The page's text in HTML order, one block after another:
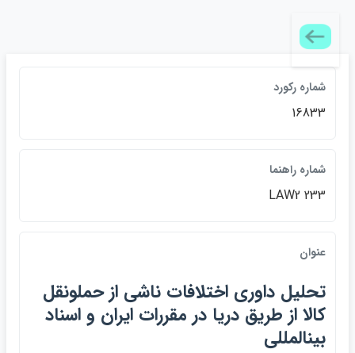
شماره ركورد
16833
شماره راهنما
LAW2 233
عنوان
تحليل داوري اختلافات ناشي از حملونقل
كالا از طريق دريا در مقررات ايران و اسناد
بينالمللي